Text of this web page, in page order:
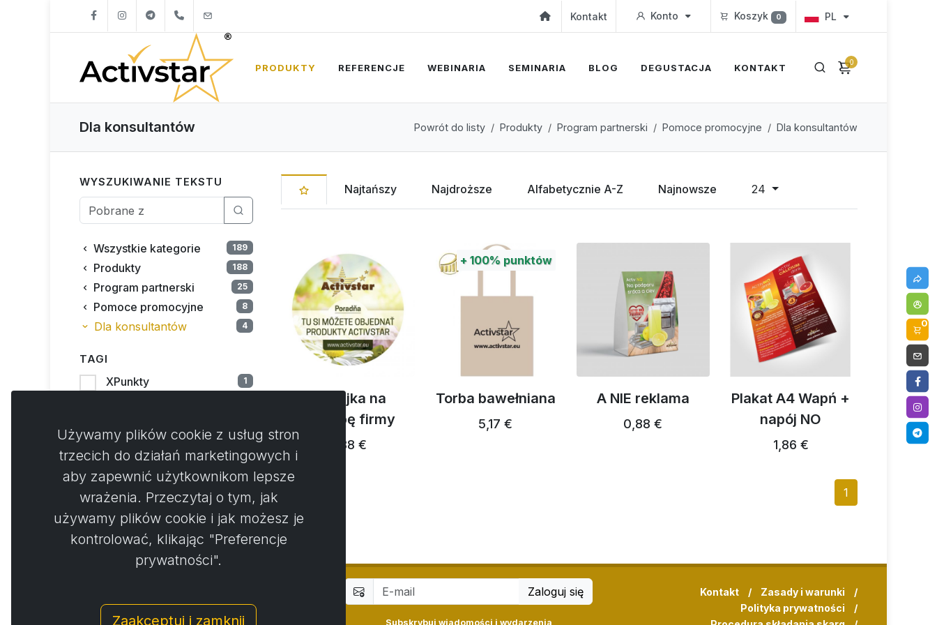
+421904262747 Kontakt Konto Koszyk 0 PL
0
PRODUKTY REFERENCJE WEBINARIA SEMINARIA BLOG DEGUSTACJA KONTAKT
Dla konsultantów Powrót do listy Produkty Program partnerski Pomoce promocyjne Dla konsultantów
Najtańszy Najdroższe Alfabetycznie A-Z Najnowsze 24
Naklejka na
siedzibę firmy
2,88 €
+ 100%punktów
Torba bawełniana
5,17 €
A NIE reklama
0,88 €
Plakat A4 Wapń +
napój NO
1,86 €
1
WYSZUKIWANIE TEKSTU
Wszystkie kategorie 189
Produkty 188
Program partnerski 25
Pomoce promocyjne 8
Dla konsultantów 4
TAGI
XPunkty 1
Od Do
PUNKTY KOMISJI
Od Do
Zaloguj się
Subskrybuj wiadomości i wydarzenia
Kontakt / Zasady i warunki
/
Polityka prywatności
/
0
Używamy plików cookie z usług stron
trzecich do działań marketingowych i
aby zapewnić użytkownikom lepsze
wrażenia. Przeczytaj o tym, jak
używamy plików cookie i jak możesz je
kontrolować, klikając "Preferencje
prywatności".
Zaakceptuj i zamknij